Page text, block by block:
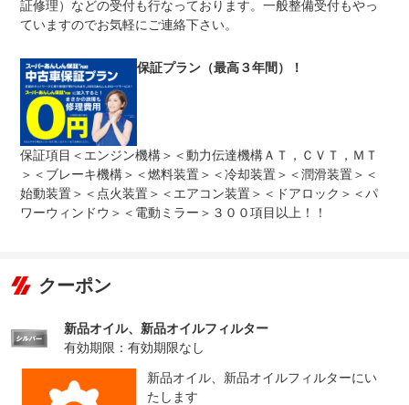
保証修理
受付先
・弊社には同じ敷地内に提携工場があり、納車前の整備や
車検も全てこちらで行っています。なのでお客様のお車が
法定整備
整備付 法定12ヶ月または法定24ヶ月点検整備付
※車検なし・車検整備付の場合は法定24ヶ月点検整備付
※商用車は6ヶ月または12ヶ月点検整備付
法定整備
について
納車前に、エンジンオイル、バッテリー、ブレーキ点検を
行います！（要交換）納車時に整備工場の記録簿もお付け
しますので一目で整備内容確認出来ます！
証修理）などの受付も行なっております。一般整備受付もやっ
ていますのでお気軽にご連絡下さい。
保証プラン（最高３年間）！
保証項目＜エンジン機構＞＜動力伝達機構ＡＴ，ＣＶＴ，ＭＴ
＞＜ブレーキ機構＞＜燃料装置＞＜冷却装置＞＜潤滑装置＞＜
始動装置＞＜点火装置＞＜エアコン装置＞＜ドアロック＞＜パ
ワーウィンドウ＞＜電動ミラー＞３００項目以上！！
クーポン
新品オイル、新品オイルフィルター
有効期限：有効期限なし
新品オイル、新品オイルフィルターにい
たします